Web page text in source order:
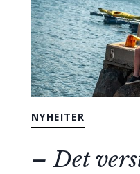
NYHEITER
– Det